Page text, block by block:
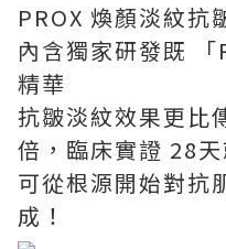
PROX 煥顏淡紋
內含獨家研發既
精華
抗皺淡紋效果更
倍，臨床實證 28
可從根源開始對抗
成！